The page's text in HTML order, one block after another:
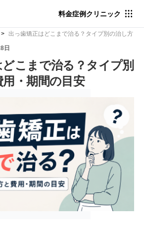
料金症例クリニック
出っ歯矯正はどこまで治る？タイプ別の治し方と
日
こまで治る？タイプ別
・期間の目安